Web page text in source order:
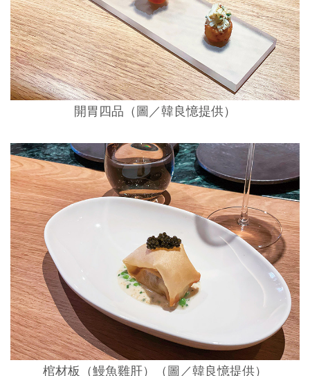
開胃四品（圖／韓良憶提供）
棺材板（鰻魚雞肝）（圖／韓良憶提供）